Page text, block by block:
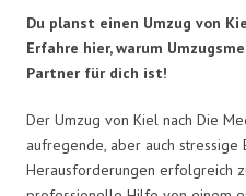
Du planst einen Umzug von
Erfahre hier, warum
Partner für dich ist!
Der Umzug von Kiel nach Die
aufregende, aber auch stressige
Herausforderungen erfolgreich